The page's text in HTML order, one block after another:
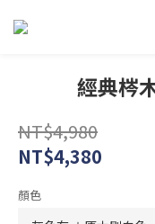
經典梣
NT$4,980
NT$4,380
顏色